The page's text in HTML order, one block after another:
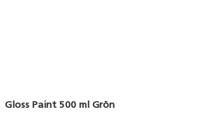
Gloss Paint 500 ml Grön